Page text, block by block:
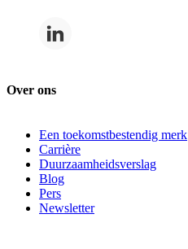
Over ons
Een toekomstbestendig merk
Carrière
Duurzaamheidsverslag
Blog
Pers
Newsletter